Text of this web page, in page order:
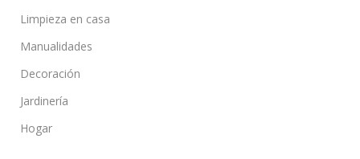
Limpieza en casa
Manualidades
Decoración
Jardinería
Hogar